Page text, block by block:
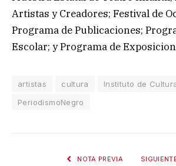
Artistas y Creadores; Festival de
Programa de Publicaciones;
Escolar; y Programa de
artistas cultura
Instituto de
PeriodismoNegro
NOTA PREVIA